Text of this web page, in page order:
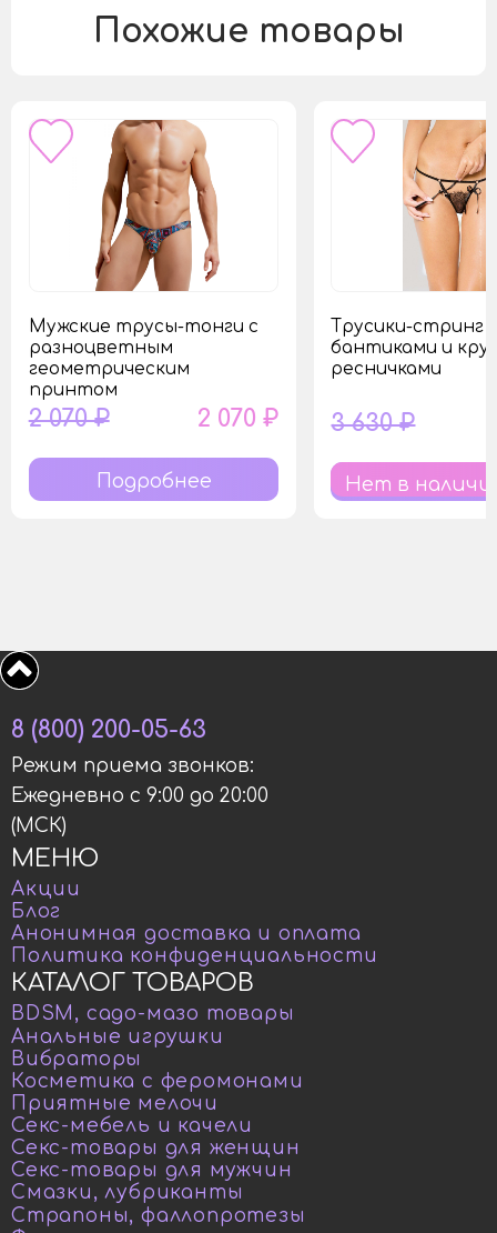
Похожие товары
Мужские трусы-тонги с
разноцветным
геометрическим
принтом
2 070 ₽ 2 070 ₽
Подробнее
Трусики-стринг
бантиками и
ресничками
3 630 ₽
Нет в
КАТАЛОГ ТОВАРОВ
BDSM, садо-мазо товары
Анальные игрушки
Вибраторы
Косметика с феромонами
Приятные мелочи
Секс-мебель и качели
Секс-товары для женщин
Секс-товары для мужчин
Смазки, лубриканты
Страпоны, фаллопротезы
МЕНЮ
Акции
Блог
Анонимная доставка и оплата
Политика конфиденциальности
8 (800) 200-05-63
Режим приема звонков:
Ежедневно с 9:00 до 20:00
(МСК)